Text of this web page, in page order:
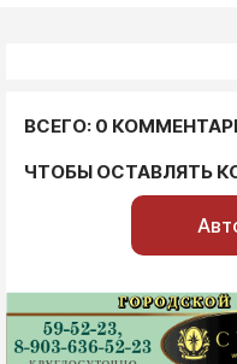
ВСЕГО: 0
ЧТОБЫ ОСТАВЛЯТЬ